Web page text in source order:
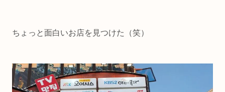
ちょっと面白いお店を見つけた（笑）